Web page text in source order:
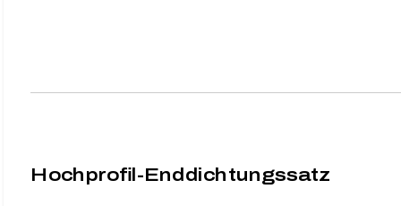
Hochprofil-Enddichtungssatz